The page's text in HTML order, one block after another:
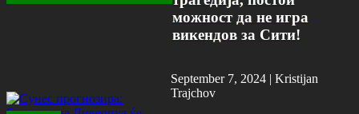
можност да не игра
викендов за Сити!
September 7, 2024 | Kristijan
Trajchov